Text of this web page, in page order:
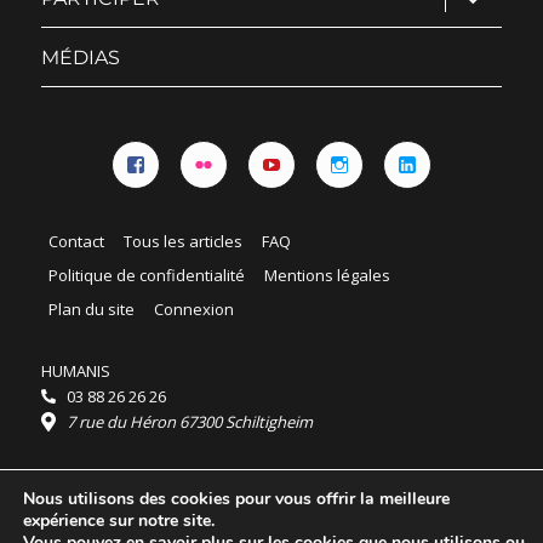
le
sous-
MÉDIAS
Contact Tous les articles
FAQ
Politique de confidentialité
Mentions légales
Plan du site
Connexion
HUMANIS
03 88 26 26 26
7 rue du Héron 67300 Schiltigheim
Horaires :
HUMANIS : du lundi au vendredi 9h - 18h
Ordidocaz : du lundi au vendredi 8h - 19h
Nous utilisons des cookies pour vous offrir la meilleure
expérience sur notre site.